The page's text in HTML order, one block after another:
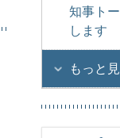
知事ト
します
もっと